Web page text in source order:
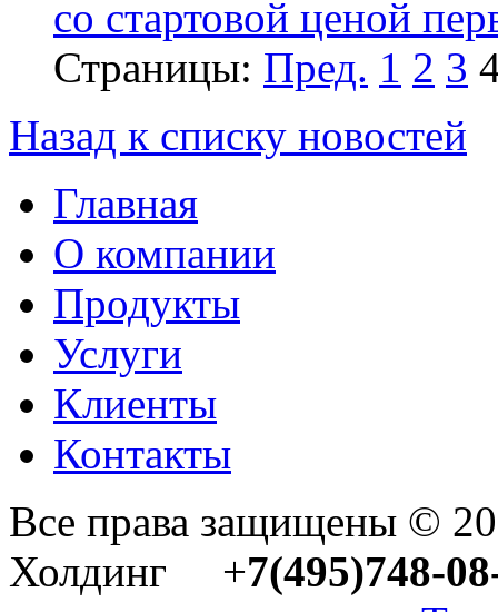
со стартовой ценой
Страницы: Пред. 1 2 3
Назад к списку новостей
Главная
О компании
Продукты
Услуги
Клиенты
Контакты
Все права защищены ©
Холдинг +7(495)748-